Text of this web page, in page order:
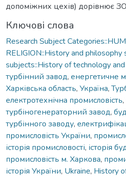
допоміжних цехів) дорівнює
Ключові слова
Research Subject
RELIGION::History and
subjects::History of technology
турбінний завод, енергетичне
Харківська область, Україна,
електротехнічна промисловість,
турбіногенераторний завод,
турбінного заводу,
промисловість України,
історія промисловості, історія
промисловість м. Харкова,
історія України, Ukraine, History